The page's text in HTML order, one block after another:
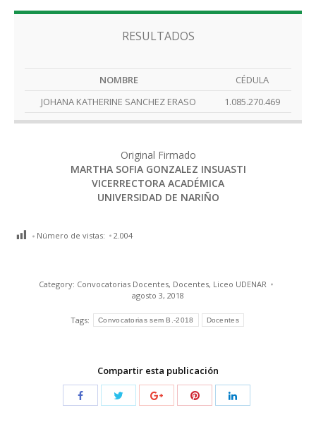
RESULTADOS
NOMBRE
CÉDULA
JOHANA KATHERINE SANCHEZ ERASO
1.085.270.469
Original Firmado
MARTHA SOFIA GONZALEZ INSUASTI
VICERRECTORA ACADÉMICA
UNIVERSIDAD DE NARIÑO
Número de vistas: 2.004
Category: Convocatorias Docentes, Docentes, Liceo UDENAR
agosto 3, 2018
Tags: Convocatorias sem B.-2018 Docentes
Compartir esta publicación